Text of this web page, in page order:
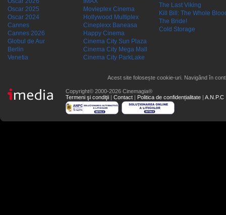
Oscar 2025
Oscar 2024
Cannes
Cannes 2026
Globul de Aur
Berlin
Venetia
Movieplex Cinema
Hollywood Multiplex
Cineplexx Baneasa
Happy Cinema
Cinema City Sun Plaza
Cinema City Mega Mall
Cinema City ParkLake
The Last Viking
Kill Bill: The Whole
The Bride!
Cold Storage
Acest site folosește cookie-uri. Navigând în
Copyright© 2000-2026 Cinemagia®
Termeni şi condiţii | Contact | Politica de confidențialitate | A.N.P.C